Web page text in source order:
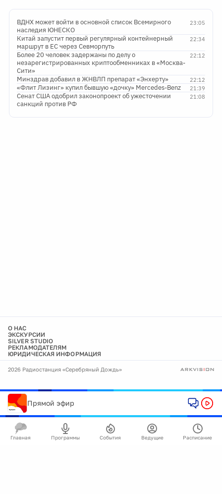
23:05
ВДНХ может войти в основной список Всемирного
наследия ЮНЕСКО
22:34
Китай запустит первый регулярный контейнерный
маршрут в ЕС через Севморпуть
22:12
Более 20 человек задержаны по делу о
незарегистрированных криптообменниках в «Москва-
Сити»
22:12
Минздрав добавил в ЖНВЛП препарат «Энхерту»
21:39
«Флит Лизинг» купил бывшую «дочку» Mercedes-Benz
21:08
Сенат США одобрил законопроект об ужесточении
санкций против РФ
О НАС
ЭКСКУРСИИ
SILVER STUDIO
РЕКЛАМОДАТЕЛЯМ
ЮРИДИЧЕСКАЯ ИНФОРМАЦИЯ
2026 Радиостанция «Серебряный Дождь»
Прямой эфир
Главная Программы События Ведущие Расписание